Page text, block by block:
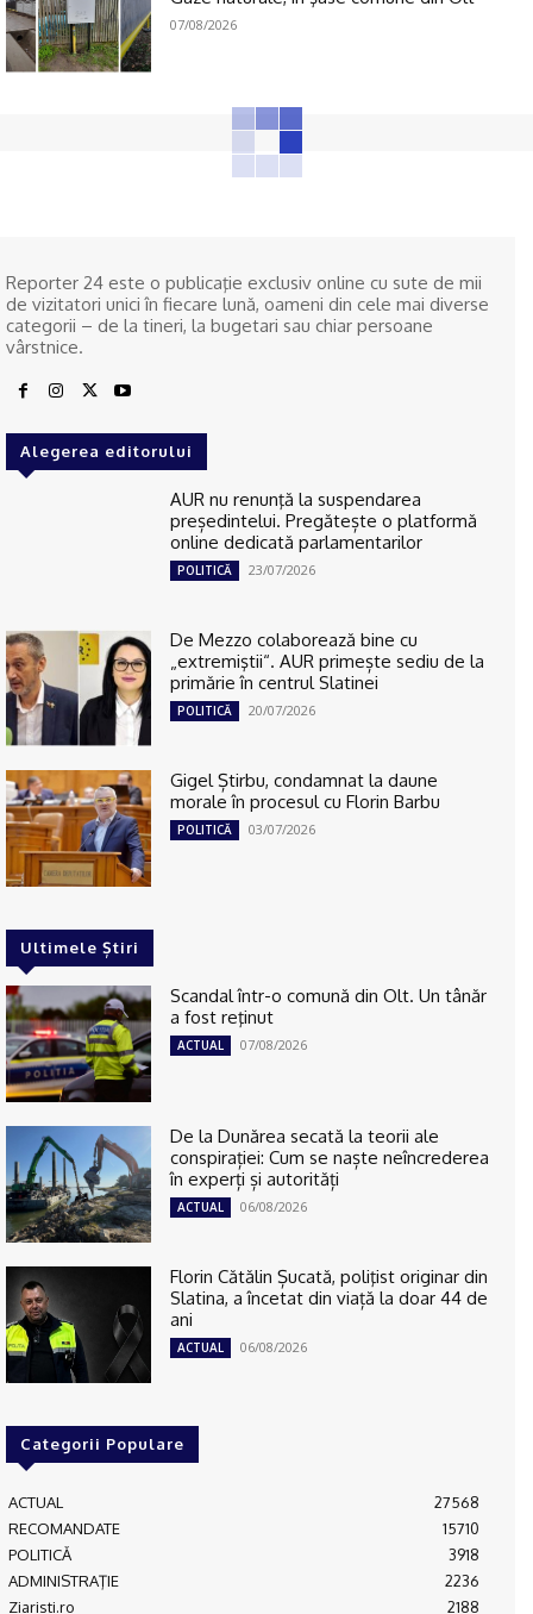
07/08/2026
Reporter 24 este o publicaţie exclusiv online cu sute de mii
de vizitatori unici în fiecare lună, oameni din cele mai diverse
categorii – de la tineri, la bugetari sau chiar persoane
vârstnice.
Alegerea editorului
AUR nu renunţă la suspendarea
președintelui. Pregătește o platformă
online dedicată parlamentarilor
POLITICĂ 23/07/2026
De Mezzo colaborează bine cu
„extremiştii“. AUR primește sediu de la
primărie în centrul Slatinei
POLITICĂ 20/07/2026
Gigel Știrbu, condamnat la daune
morale în procesul cu Florin Barbu
POLITICĂ 03/07/2026
Ultimele Știri
Scandal într-o comună din Olt. Un tânăr
a fost reţinut
ACTUAL 07/08/2026
De la Dunărea secată la teorii ale
conspirației: Cum se naște neîncrederea
în experți și autorități
ACTUAL 06/08/2026
Florin Cătălin Șucată, poliţist originar din
Slatina, a încetat din viață la doar 44 de
ani
ACTUAL 06/08/2026
Categorii Populare
ACTUAL
27568
RECOMANDATE
15710
POLITICĂ
3918
ADMINISTRAŢIE
2236
Ziaristi.ro
2188